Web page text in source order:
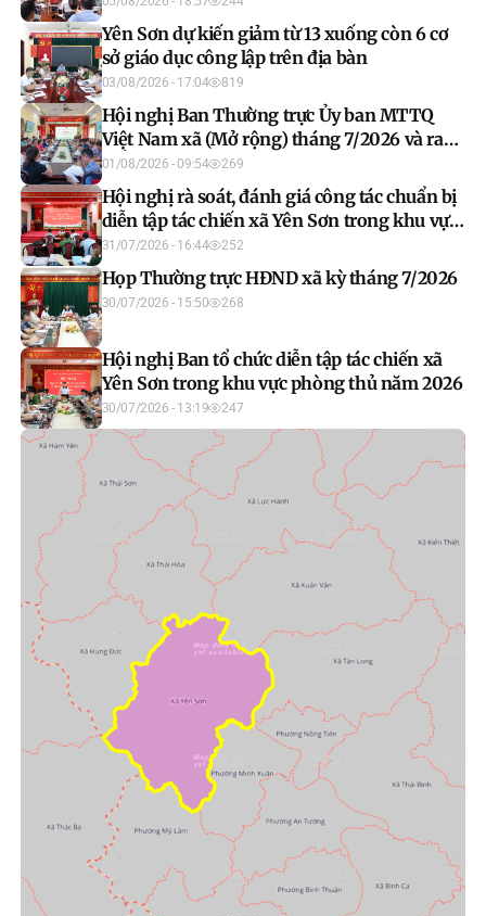
Yên Sơn dự kiến giảm từ 13 xuống còn 6 cơ
sở giáo dục công lập trên địa bàn
03/08/2026 - 17:04 819
Hội nghị Ban Thường trực Ủy ban MTTQ
Việt Nam xã (Mở rộng) tháng 7/2026 và ra
mắt mô hình “Mặt trận số”
01/08/2026 - 09:54 269
Hội nghị rà soát, đánh giá công tác chuẩn bị
diễn tập tác chiến xã Yên Sơn trong khu vực
phòng thủ năm 2026
31/07/2026 - 16:44 252
Họp Thường trực HĐND xã kỳ tháng 7/2026
30/07/2026 - 15:50 268
Hội nghị Ban tổ chức diễn tập tác chiến xã
Yên Sơn trong khu vực phòng thủ năm 2026
30/07/2026 - 13:19 247